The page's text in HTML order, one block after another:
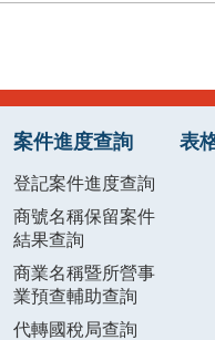
案件進度查詢
登記案件進度查詢
商號名稱保留案件
結果查詢
商業名稱暨所營事
業預查輔助查詢
代轉國稅局查詢
表